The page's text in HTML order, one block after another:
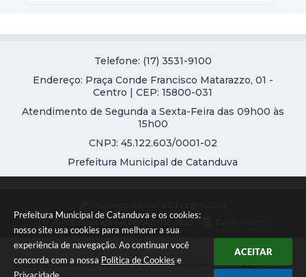
Prefeitura Municipal de Catanduva e os cookies:
nosso site usa cookies para melhorar a sua
experiência de navegação. Ao continuar você
concorda com a nossa Política de Cookies e
ACEITAR
Telefone: (17) 3531-9100
Endereço: Praça Conde Francisco Matarazzo, 01 -
Centro | CEP: 15800-031
Atendimento de Segunda a Sexta-Feira das 09h00 às
15h00
CNPJ: 45.122.603/0001-02
Prefeitura Municipal de Catanduva
Portal atualizado em:
Copyright Instar - 2006-2026. Todos os direitos reservados -